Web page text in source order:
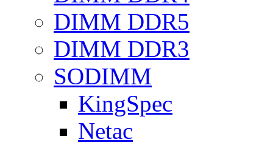
DIMM DDR5
DIMM DDR3
SODIMM
KingSpec
Netac